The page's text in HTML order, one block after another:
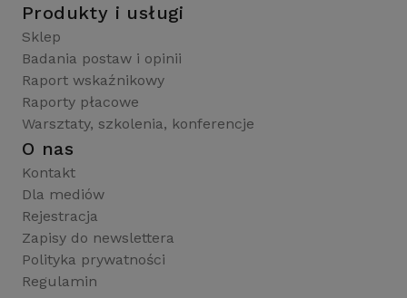
Produkty i usługi
Sklep
Badania postaw i opinii
Raport wskaźnikowy
Raporty płacowe
Warsztaty, szkolenia, konferencje
O nas
Kontakt
Dla mediów
Rejestracja
Zapisy do newslettera
Polityka prywatności
Regulamin